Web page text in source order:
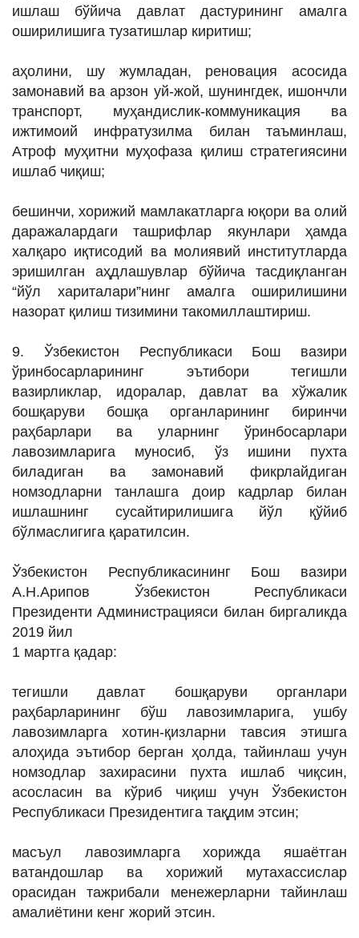
ишлаш бўйича давлат дастурининг амалга
оширилишига тузатишлар киритиш;
аҳолини, шу жумладан, реновация асосида
замонавий ва арзон уй-жой, шунингдек, ишончли
транспорт, муҳандислик-коммуникация ва
ижтимоий инфратузилма билан таъминлаш,
Атроф муҳитни муҳофаза қилиш стратегиясини
ишлаб чиқиш;
бешинчи, хорижий мамлакатларга юқори ва олий
даражалардаги ташрифлар якунлари ҳамда
халқаро иқтисодий ва молиявий институтларда
эришилган аҳдлашувлар бўйича тасдиқланган
“йўл хариталари”нинг амалга оширилишини
назорат қилиш тизимини такомиллаштириш.
9. Ўзбекистон Республикаси Бош вазири
ўринбосарларининг эътибори тегишли
вазирликлар, идоралар, давлат ва хўжалик
бошқаруви бошқа органларининг биринчи
раҳбарлари ва уларнинг ўринбосарлари
лавозимларига муносиб, ўз ишини пухта
биладиган ва замонавий фикрлайдиган
номзодларни танлашга доир кадрлар билан
ишлашнинг сусайтирилишига йўл қўйиб
бўлмаслигига қаратилсин.
Ўзбекистон Республикасининг Бош вазири
А.Н.Арипов Ўзбекистон Республикаси
Президенти Администрацияси билан биргаликда
2019 йил
1 мартга қадар:
тегишли давлат бошқаруви органлари
раҳбарларининг бўш лавозимларига, ушбу
лавозимларга хотин-қизларни тавсия этишга
алоҳида эътибор берган ҳолда, тайинлаш учун
номзодлар захирасини пухта ишлаб чиқсин,
асосласин ва кўриб чиқиш учун Ўзбекистон
Республикаси Президентига тақдим этсин;
масъул лавозимларга хорижда яшаётган
ватандошлар ва хорижий мутахассислар
орасидан тажрибали менежерларни тайинлаш
амалиётини кенг жорий этсин.